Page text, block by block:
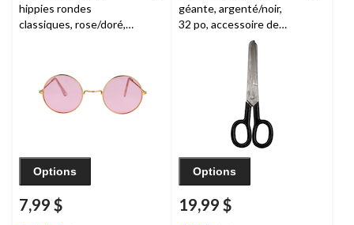
hippies rondes
classiques, rose/doré,
à porter pour
l'Halloween
Options
7,99 $
géante, argenté/noir,
32 po, accessoire de
costume à porter pour
Options
19,99 $